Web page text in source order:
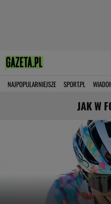
NAJPOPULARNIEJSZE SPORT.PL
JAK W